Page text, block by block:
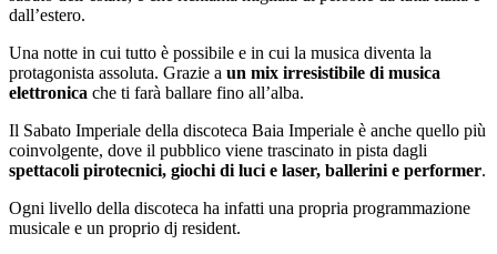
dall’estero.
Una notte in cui tutto è possibile e in cui la musica diventa la
protagonista assoluta. Grazie a un mix irresistibile di musica
elettronica che ti farà ballare fino all’alba.
Il Sabato Imperiale della discoteca Baia Imperiale è anche quello più
coinvolgente, dove il pubblico viene trascinato in pista dagli
spettacoli pirotecnici, giochi di luci e laser, ballerini e performer.
Ogni livello della discoteca ha infatti una propria programmazione
musicale e un proprio dj resident.